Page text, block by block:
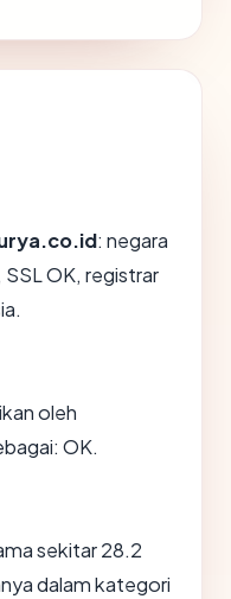
: negara
OK, registrar
oleh
OK.
sekitar 28.2
dalam kategori